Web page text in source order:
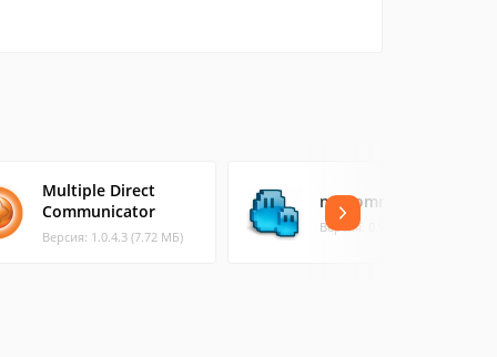
Multiple Direct
Communicator
Версия: 1.0.4.3 (7.72 МБ)
muCommander
Версия: 0.9.7 (48.97 МБ)